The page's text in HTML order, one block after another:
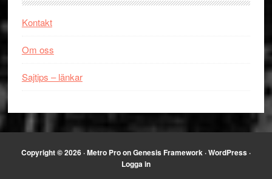
Kontakt
Om oss
Sajtips – länkar
Copyright © 2026 ·Metro ProonGenesis Framework ·WordPress ·
Logga in